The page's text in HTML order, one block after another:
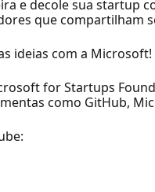
e decole sua startup
que compartilham
ideias com a
for Startups
como GitHub,